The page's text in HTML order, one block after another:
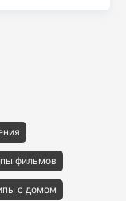
фильмов
с домом